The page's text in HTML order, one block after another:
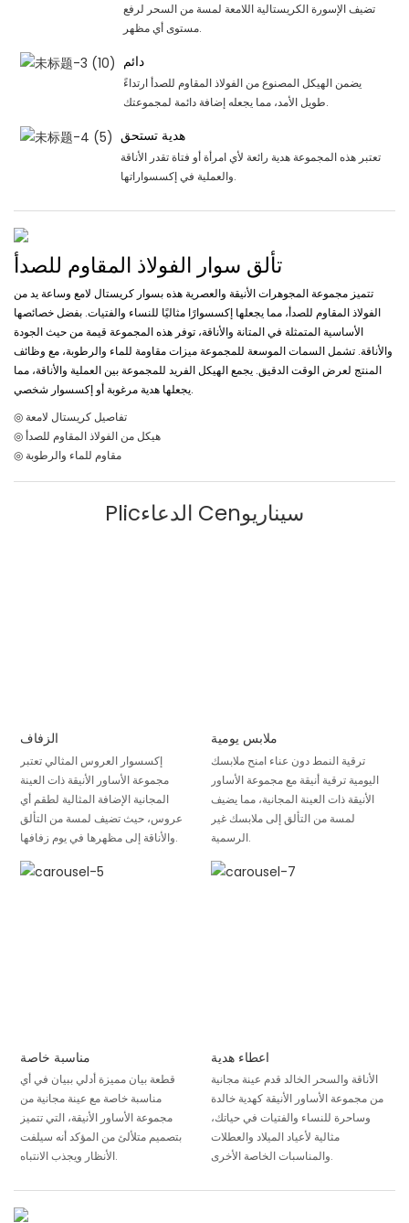
تضيف الإسورة الكريستالية اللامعة لمسة من السحر لرفع
مستوى أي مظهر.
دائم
يضمن الهيكل المصنوع من الفولاذ المقاوم للصدأ ارتداءً
طويل الأمد، مما يجعله إضافة دائمة لمجموعتك.
هدية تستحق
تعتبر هذه المجموعة هدية رائعة لأي امرأة أو فتاة تقدر الأناقة
والعملية في إكسسواراتها.
تألق سوار الفولاذ المقاوم للصدأ
تتميز مجموعة المجوهرات الأنيقة والعصرية هذه بسوار كريستال لامع وساعة يد من
الفولاذ المقاوم للصدأ، مما يجعلها إكسسوارًا مثاليًا للنساء والفتيات. بفضل خصائصها
الأساسية المتمثلة في المتانة والأناقة، توفر هذه المجموعة قيمة من حيث الجودة
والأناقة. تشمل السمات الموسعة للمجموعة ميزات مقاومة للماء والرطوبة، مع وظائف
المنتج لعرض الوقت الدقيق. يجمع الهيكل الفريد للمجموعة بين العملية والأناقة، مما
يجعلها هدية مرغوبة أو إكسسوار شخصي.
◎ تفاصيل كريستال لامعة
◎ هيكل من الفولاذ المقاوم للصدأ
◎ مقاوم للماء والرطوبة
Plicالدعاء Cenسيناريو
الزفاف
إكسسوار العروس المثالي تعتبر
مجموعة الأساور الأنيقة ذات العينة
المجانية الإضافة المثالية لطقم أي
عروس، حيث تضيف لمسة من التألق
والأناقة إلى مظهرها في يوم زفافها.
ملابس يومية
ترقية النمط دون عناء امنح ملابسك
اليومية ترقية أنيقة مع مجموعة الأساور
الأنيقة ذات العينة المجانية، مما يضيف
لمسة من التألق إلى ملابسك غير
الرسمية.
مناسبة خاصة
قطعة بيان مميزة أدلي ببيان في أي
مناسبة خاصة مع عينة مجانية من
مجموعة الأساور الأنيقة، التي تتميز
بتصميم متلألئ من المؤكد أنه سيلفت
الأنظار ويجذب الانتباه.
اعطاء هدية
الأناقة والسحر الخالد قدم عينة مجانية
من مجموعة الأساور الأنيقة كهدية خالدة
وساحرة للنساء والفتيات في حياتك،
مثالية لأعياد الميلاد والعطلات
والمناسبات الخاصة الأخرى.